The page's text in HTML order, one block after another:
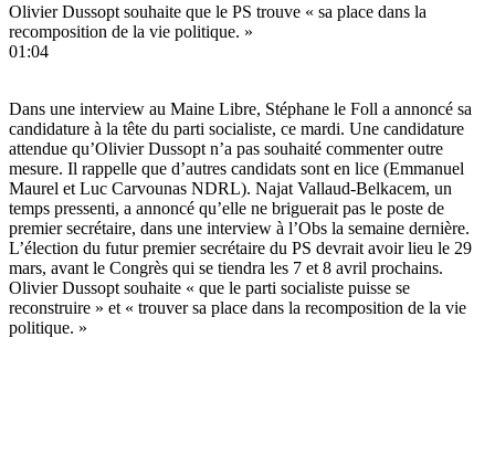
Olivier Dussopt souhaite que le PS trouve « sa place dans la
recomposition de la vie politique. »
01:04
Dans une interview au Maine Libre, Stéphane le Foll a annoncé sa
candidature à la tête du parti socialiste, ce mardi. Une candidature
attendue qu’Olivier Dussopt n’a pas souhaité commenter outre
mesure. Il rappelle que d’autres candidats sont en lice (Emmanuel
Maurel et Luc Carvounas NDRL). Najat Vallaud-Belkacem, un
temps pressenti, a annoncé qu’elle ne briguerait pas le poste de
premier secrétaire, dans une interview à l’Obs la semaine dernière.
L’élection du futur premier secrétaire du PS devrait avoir lieu le 29
mars, avant le Congrès qui se tiendra les 7 et 8 avril prochains.
Olivier Dussopt souhaite « que le parti socialiste puisse se
reconstruire » et « trouver sa place dans la recomposition de la vie
politique. »